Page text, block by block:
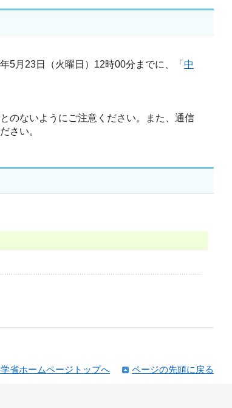
5月23日（火曜日）12時00分までに、「 中
のないようにご注意ください。また、通信
さい。
ページの先頭に戻る
省ホームページトップへ